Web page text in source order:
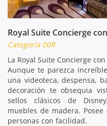
Royal Suite Concierge
Categoría 00R
La Royal Suite Concierge
Aunque te parezca
una videoteca, despensa,
decoración te obsequia
sellos clásicos de
muebles de madera.
personas con facilidad.